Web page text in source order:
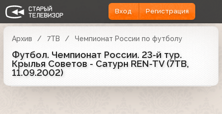
Вход Регистрация
Архив 7ТВ Чемпионат России по футболу
Футбол. Чемпионат России. 23-й тур.
Крылья Советов - Сатурн REN-TV (7ТВ,
11.09.2002)